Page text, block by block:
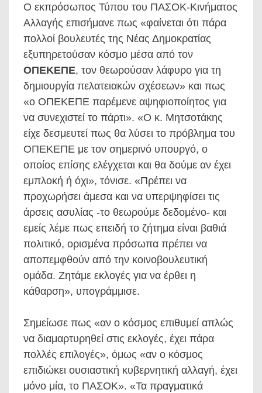
Ο εκπρόσωπος Τύπου του ΠΑΣΟΚ-Κινήματος
Αλλαγής επισήμανε πως «φαίνεται ότι πάρα
πολλοί βουλευτές της Νέας Δημοκρατίας
εξυπηρετούσαν κόσμο μέσα από τον
ΟΠΕΚΕΠΕ, τον θεωρούσαν λάφυρο για τη
δημιουργία πελατειακών σχέσεων» και πως
«ο ΟΠΕΚΕΠΕ παρέμενε αψηφιοποίητος για
να συνεχιστεί το πάρτι». «Ο κ. Μητσοτάκης
είχε δεσμευτεί πως θα λύσει το πρόβλημα του
ΟΠΕΚΕΠΕ με τον σημερινό υπουργό, ο
οποίος επίσης ελέγχεται και θα δούμε αν έχει
εμπλοκή ή όχι», τόνισε. «Πρέπει να
προχωρήσει άμεσα και να υπερψηφίσει τις
άρσεις ασυλίας -το θεωρούμε δεδομένο- και
εμείς λέμε πως επειδή το ζήτημα είναι βαθιά
πολιτικό, ορισμένα πρόσωπα πρέπει να
αποπεμφθούν από την κοινοβουλευτική
ομάδα. Ζητάμε εκλογές για να έρθει η
κάθαρση», υπογράμμισε.
Σημείωσε πως «αν ο κόσμος επιθυμεί απλώς
να διαμαρτυρηθεί στις εκλογές, έχει πάρα
πολλές επιλογές», όμως «αν ο κόσμος
επιδιώκει ουσιαστική κυβερνητική αλλαγή, έχει
μόνο μία, το ΠΑΣΟΚ». «Τα πραγματικά